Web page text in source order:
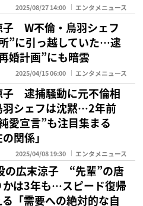
2025/08/27 14:00 エンタメニュース
子 W不倫・鳥羽シェフ
”に引っ越していた…逮
婚計画”にも暗雲
2025/04/15 06:00 エンタメニュース
子 逮捕騒動に元不倫相
羽シェフは沈黙…2年前
愛宣言”も注目集まる
の関係」
2025/04/08 19:30 エンタメニュース
の広末涼子 “先輩”の唐
かは3年も…スピード復帰
「需要への絶対的な自